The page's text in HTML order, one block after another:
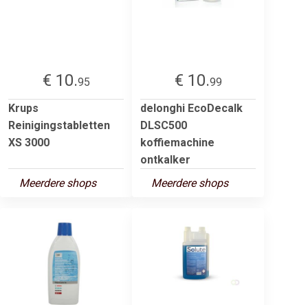
€ 10.95
Krups
Reinigingstabletten
XS 3000
Meerdere shops
€ 10.99
delonghi EcoDecalk
DLSC500
koffiemachine
ontkalker
Meerdere shops